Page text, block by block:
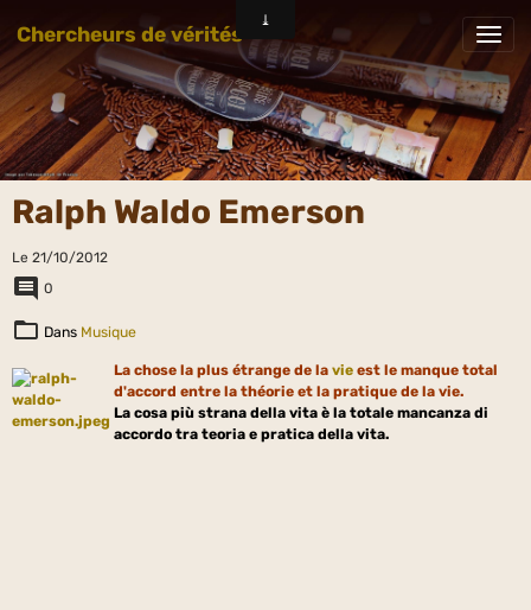
Chercheurs de vérités
Ralph Waldo Emerson
Le 21/10/2012
0
Dans Musique
La chose la plus étrange de la vie est le manque total
d'accord entre la théorie et la pratique de la vie.
La cosa più strana della vita è la totale mancanza di
accordo tra teoria e pratica della vita.